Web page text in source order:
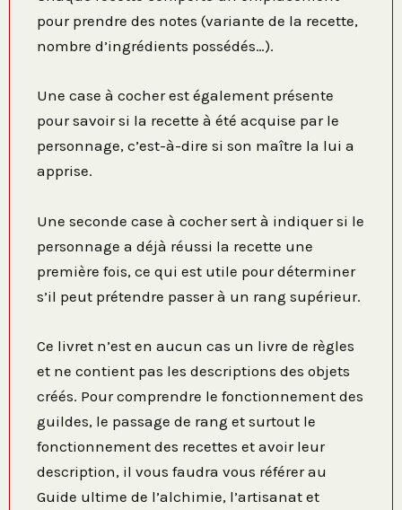
pour prendre des notes (variante de la recette,
nombre d’ingrédients possédés…).
Une case à cocher est également présente
pour savoir si la recette à été acquise par le
personnage, c’est-à-dire si son maître la lui a
apprise.
Une seconde case à cocher sert à indiquer si le
personnage a déjà réussi la recette une
première fois, ce qui est utile pour déterminer
s’il peut prétendre passer à un rang supérieur.
Ce livret n’est en aucun cas un livre de règles
et ne contient pas les descriptions des objets
créés. Pour comprendre le fonctionnement des
guildes, le passage de rang et surtout le
fonctionnement des recettes et avoir leur
description, il vous faudra vous référer au
Guide ultime de l’alchimie, l’artisanat et